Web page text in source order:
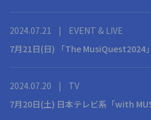
2024.07.21 |
EVENT & LIVE
7月21日(日) 「The MusiQuest2024
2024.07.20 |
TV
7月20日(土) 日本テレビ系「with